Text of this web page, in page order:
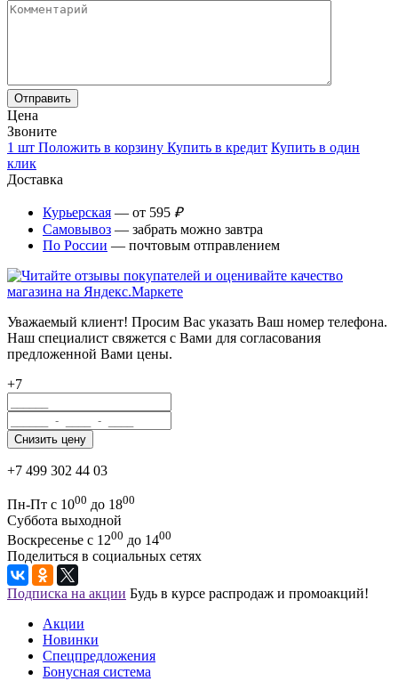
Цена
Звоните
1 шт Положить в корзину Купить в кредит Купить в один
клик
Доставка
Курьерская — от 595 ₽
Самовывоз — забрать можно завтра
По России — почтовым отправлением
Уважаемый клиент! Просим Вас указать Ваш номер телефона.
Наш специалист свяжется с Вами для согласования
предложенной Вами цены.
+7
+7 499 302 44 03
Пн-Пт с 1000 до 1800
Суббота выходной
Воскресенье с 1200 до 1400
Поделиться в социальных сетях
Подписка на акции Будь в курсе распродаж и промоакций!
Акции
Новинки
Спецпредложения
Бонусная система